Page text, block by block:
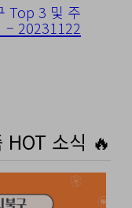
Top 3 및 주
– 20231122
HOT 소식 🔥